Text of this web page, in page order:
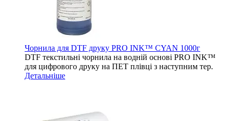
Чорнила для DTF друку PRO INK™ CYAN 1000г
DTF текстильні чорнила на водній основі PRO INK™
для цифрового друку на ПЕТ плівці з наступним тер.
Детальніше